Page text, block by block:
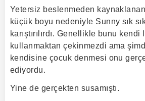
Yetersiz beslenmeden
küçük boyu nedeniyle Sunny sık
karıştırılırdı. Genellikle bunu kendi
kullanmaktan çekinmezdi ama
kendisine çocuk denmesi onu
ediyordu.
Yine de gerçekten susamıştı.